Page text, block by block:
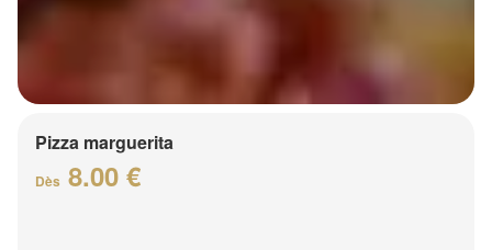
Pizza marguerita
Dès 8.00 €